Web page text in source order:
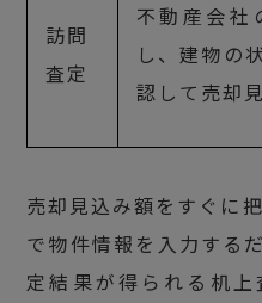
訪問
査定
不動産会社
し、建物の
認して売却
売却見込み額をすぐに
で物件情報を入力する
定結果が得られる机